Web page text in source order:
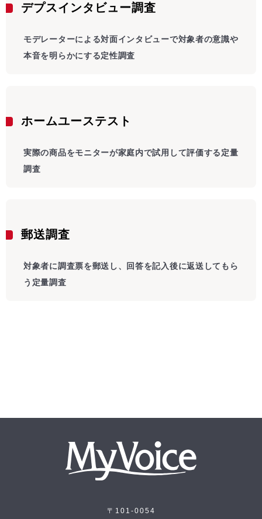
デプスインタビュー調査
モデレーターによる対面インタビューで対象者の意識や
本音を明らかにする定性調査
ホームユーステスト
実際の商品をモニターが家庭内で試用して評価する定量
調査
郵送調査
対象者に調査票を郵送し、回答を記入後に返送してもら
う定量調査
〒101-0054